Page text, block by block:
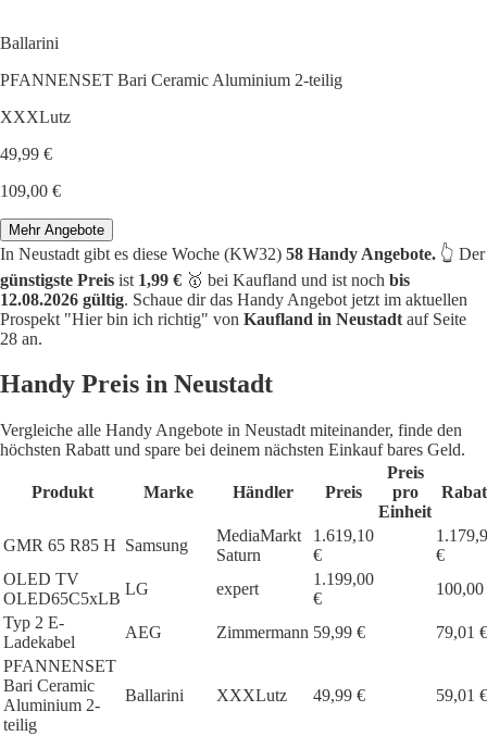
Ballarini
PFANNENSET Bari Ceramic Aluminium 2-teilig
XXXLutz
49,99 €
109,00 €
Mehr Angebote
In Neustadt gibt es diese Woche (KW32) 58 Handy Angebote. 👆 Der
günstigste Preis ist 1,99 € 🥇 bei Kaufland und ist noch bis
12.08.2026 gültig. Schaue dir das Handy Angebot jetzt im aktuellen
Prospekt "Hier bin ich richtig" von Kaufland in Neustadt auf Seite
28 an.
Handy Preis in Neustadt
Vergleiche alle Handy Angebote in Neustadt miteinander, finde den
höchsten Rabatt und spare bei deinem nächsten Einkauf bares Geld.
Produkt Marke Händler Preis
Preis
pro
Einheit
GMR 65 R85 H Samsung
MediaMarkt
Saturn
1.619,10
€
€
OLED TV
OLED65C5xLB
LG expert
1.199,00
€
100,00
Typ 2 E-
Ladekabel
AEG Zimmermann 59,99 €
79,01 €
PFANNENSET
Bari Ceramic
Aluminium 2-
teilig
Ballarini XXXLutz 49,99 € 59,01 €